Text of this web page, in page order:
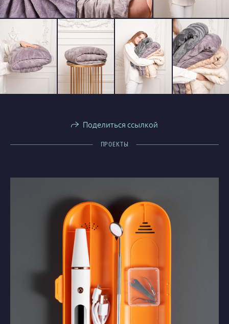
Поделиться ссылкой
ПРОЕКТЫ